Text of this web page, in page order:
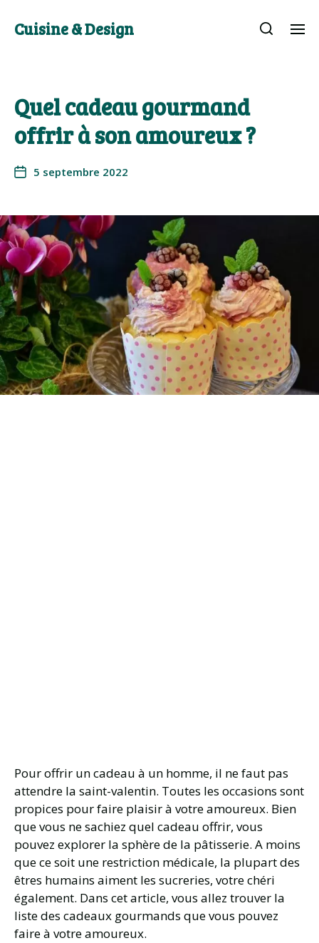
Cuisine & Design
Quel cadeau gourmand
offrir à son amoureux ?
5 septembre 2022
Pour offrir un cadeau à un homme, il ne faut pas
attendre la saint-valentin. Toutes les occasions sont
propices pour faire plaisir à votre amoureux. Bien
que vous ne sachiez quel cadeau offrir, vous
pouvez explorer la sphère de la pâtisserie. A moins
que ce soit une restriction médicale, la plupart des
êtres humains aiment les sucreries, votre chéri
également. Dans cet article, vous allez trouver la
liste des cadeaux gourmands que vous pouvez
faire à votre amoureux.